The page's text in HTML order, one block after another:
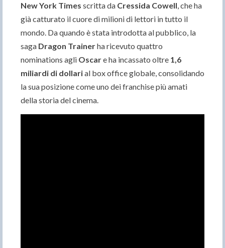
New York Times scritta da Cressida Cowell, che ha
già catturato il cuore di milioni di lettori in tutto il
mondo. Da quando è stata introdotta al pubblico, la
saga Dragon Trainerha ricevuto quattro
nominations agli Oscare ha incassato oltre 1,6
miliardi di dollarial box office globale, consolidando
la sua posizione come uno dei franchise più amati
della storia del cinema.